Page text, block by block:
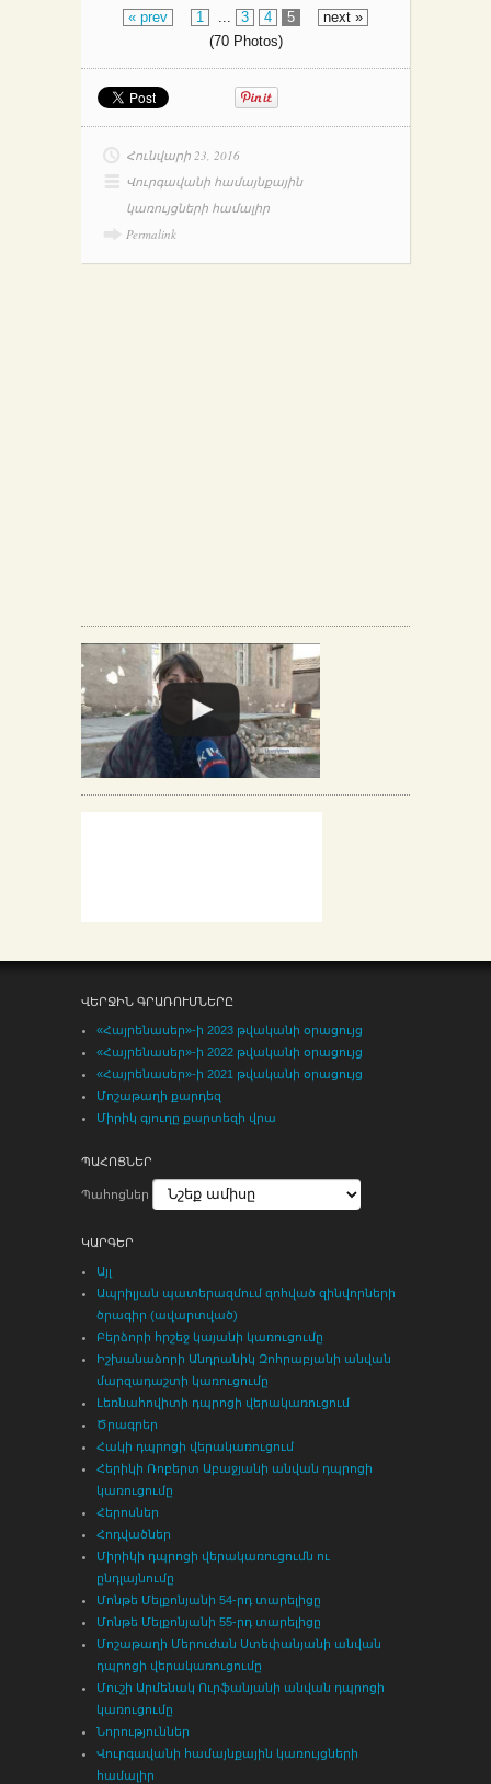
« prev 1 ... 3 4 5
next »
(70 Photos)
Հունվարի 23, 2016
Վուրգավանի համայնքային
կառույցների համալիր
Permalink
ՎԵՐՋԻՆ ԳՐԱՌՈՒՄՆԵՐԸ
«Հայրենասեր»-ի 2023 թվականի օրացույց
«Հայրենասեր»-ի 2022 թվականի օրացույց
«Հայրենասեր»-ի 2021 թվականի օրացույց
Մոշաթաղի քարդեզ
Միրիկ գյուղը քարտեզի վրա
ՊԱՀՈՑՆԵՐ
Պահոցներ
ԿԱՐԳԵՐ
Այլ
Ապրիլյան պատերազմում զոհված զինվորների
ծրագիր (ավարտված)
Բերձորի հրշեջ կայանի կառուցումը
Իշխանաձորի Անդրանիկ Զոհրաբյանի անվան
մարզադաշտի կառուցումը
Լեռնահովիտի դպրոցի վերակառուցում
Ծրագրեր
Հակի դպրոցի վերակառուցում
Հերիկի Ռոբերտ Աբաջյանի անվան դպրոցի
կառուցումը
Հերոսներ
Հոդվածներ
Միրիկի դպրոցի վերակառուցումն ու
ընդլայնումը
Մոնթե Մելքոնյանի 54-րդ տարելիցը
Մոնթե Մելքոնյանի 55-րդ տարելիցը
Մոշաթաղի Մերուժան Ստեփանյանի անվան
դպրոցի վերակառուցումը
Մուշի Արմենակ Ուրֆանյանի անվան դպրոցի
կառուցումը
Նորություններ
Վուրգավանի համայնքային կառույցների
համալիր